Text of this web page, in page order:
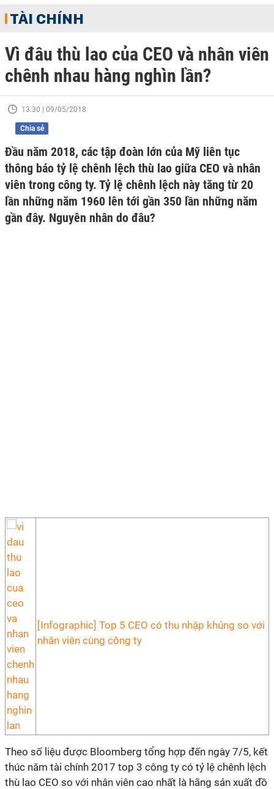
TÀI CHÍNH
Vì đâu thù lao của CEO và nhân viên
chênh nhau hàng nghìn lần?
13:30 | 09/05/2018
Chia sẻ
Đầu năm 2018, các tập đoàn lớn của Mỹ liên tục
thông báo tỷ lệ chênh lệch thù lao giữa CEO và nhân
viên trong công ty. Tỷ lệ chênh lệch này tăng từ 20
lần những năm 1960 lên tới gần 350 lần những năm
gần đây. Nguyên nhân do đâu?
[Infographic] Top 5 CEO có thu nhập khủng so với
nhân viên cùng công ty
Theo số liệu được Bloomberg tổng hợp đến ngày 7/5, kết
thúc năm tài chính 2017 top 3 công ty có tỷ lệ chênh lệch
thù lao CEO so với nhân viên cao nhất là hãng sản xuất đồ